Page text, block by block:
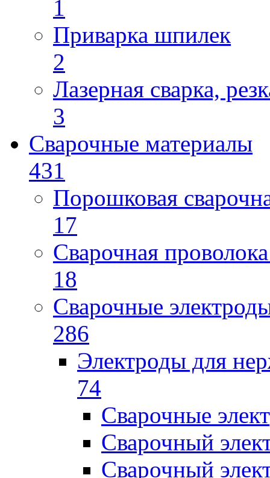
1
Приварка шпилек
2
Лазерная сварка,
3
Сварочные материалы
431
Порошковая
17
Сварочная
18
Сварочные
286
Электроды для
74
Сварочные
Сварочный
Сварочный